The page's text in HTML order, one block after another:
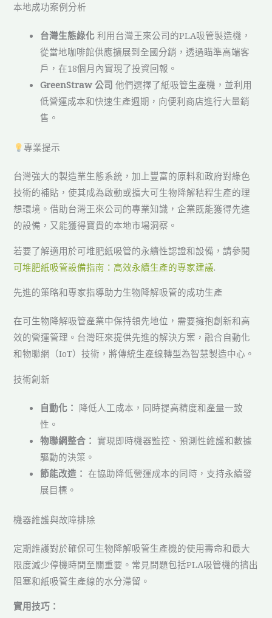
本地成功案例分析
台灣生態綠化 利用台灣王來公司的PLA吸管製造機，
從當地咖啡館供應擴展到全國分銷，透過瞄準高端客
戶，在18個月內實現了投資回報。
GreenStraw 公司 他們選擇了紙吸管生產機，並利用
低營運成本和快速生產週期，向便利商店進行大量銷
售。
專業提示
台灣強大的製造業生態系統，加上豐富的原料和政府對綠色
技術的補貼，使其成為啟動或擴大可生物降解秸稈生產的理
想環境。借助台灣王來公司的專業知識，企業既能獲得先進
的設備，又能獲得寶貴的本地市場洞察。
若要了解適用於可堆肥紙吸管的永續性認證和設備，請參閱
可堆肥紙吸管設備指南：高效永續生產的專家建議.
先進的策略和專家指導助力生物降解吸管的成功生產
在可生物降解吸管產業中保持領先地位，需要擁抱創新和高
效的營運管理。台灣旺來提供先進的解決方案，融合自動化
和物聯網（IoT）技術，將傳統生產線轉型為智慧製造中心。
技術創新
自動化： 降低人工成本，同時提高精度和產量一致
性。
物聯網整合： 實現即時機器監控、預測性維護和數據
驅動的決策。
節能改造： 在協助降低營運成本的同時，支持永續發
展目標。
機器維護與故障排除
定期維護對於確保可生物降解吸管生產機的使用壽命和最大
限度減少停機時間至關重要。常見問題包括PLA吸管機的擠出
阻塞和紙吸管生產線的水分滯留。
實用技巧：